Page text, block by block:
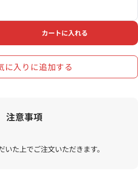
カートに入れる
に入りに追加する
注意事項
いた上でご注文いただきます。